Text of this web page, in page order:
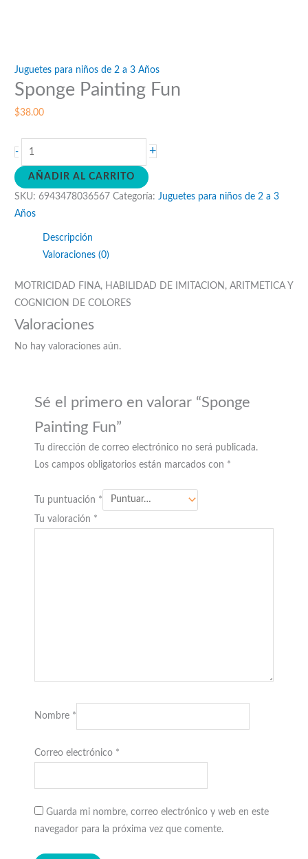
Juguetes para niños de 2 a 3 Años
Sponge Painting Fun
$38.00
-
Sponge
Painting
Fun
cantidad
+
AÑADIR AL CARRITO
SKU:6943478036567 Categoría:Juguetes para niños de 2 a 3
Años
Descripción
Valoraciones (0)
MOTRICIDAD FINA, HABILIDAD DE IMITACION, ARITMETICA Y
COGNICION DE COLORES
Valoraciones
No hay valoraciones aún.
Sé el primero en valorar “Sponge
Painting Fun”
Tu dirección de correo electrónico no será publicada.
Los campos obligatorios están marcados con *
Tu puntuación *
Tu valoración *
Nombre *
Correo electrónico *
Guarda mi nombre, correo electrónico y web en este
navegador para la próxima vez que comente.